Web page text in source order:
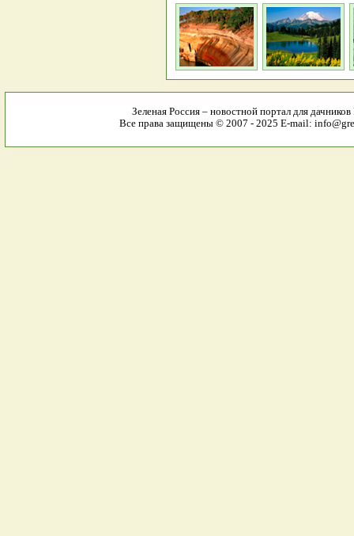
Зеленая Россия – новостной портал для
Все права защищены © 2007 - 2025 E-mail: